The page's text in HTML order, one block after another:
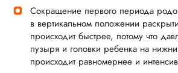
Сокращение первого периода
в вертикальном положении
происходит быстрее, потому что
пузыря и головки ребенка на
происходит равномернее и